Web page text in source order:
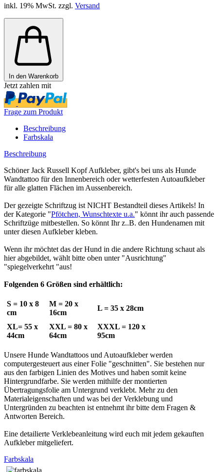
inkl. 19% MwSt. zzgl. Versand
In den Warenkorb
Jetzt zahlen mit
Frage zum Produkt
Beschreibung
Farbskala
Beschreibung
Schöner Jack Russell Kopf Aufkleber, gibt's bei uns als Hunde
Wandtattoo für den Innenbereich oder wetterfesten Autoaufkleber
für alle glatten Flächen im Aussenbereich.
Der gezeigte Schriftzug ist NICHT Bestandteil dieses Artikels! In
der Kategorie "Pfötchen, Wunschtexte u.a." könnt ihr auch passende
Schriftzüge mitbestellen. So könnt Ihr z..B. den Hundenamen mit
unter diesen Aufkleber kleben.
Wenn ihr möchtet das der Hund in die andere Richtung schaut als
hier abgebildet, wählt bitte oben unter "Ausrichtung"
"spiegelverkehrt "aus!
Folgenden 6 Größen sind erhältlich:
S = 10 x 8
cm
M = 20 x
16cm
L = 35 x 28cm
XL= 55 x
44cm
XXL = 80 x
64cm
XXXL = 120 x
95cm
Unsere Hunde Wandtattoos und Autoaufkleber werden
computergesteuert aus einer Folie "geschnitten". Sie bestehen nur
aus den farbigen Linien des Motives und haben somit keine
Hintergrundfarbe. Sie werden mithilfe der montierten
Übertragungsfolie am Untergrund verklebt. Mehr zu den
Materialeigenschaften und was bei der Verklebung und
Untergründen zu beachten ist entnehmt ihr bitte dem Fragen &
Antworten Bereich.
Eine detailierte Verklebeanleitung wird euch mit jedem gekauften
Aufkleber mitgeliefert.
Farbskala